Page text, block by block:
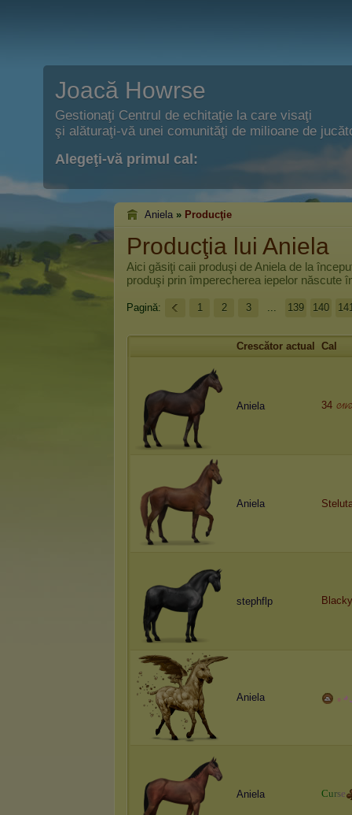
Joacă Howrse
Gestionaţi Centrul de echitaţie la care visaţi
şi alăturaţi-vă unei comunităţi de milioane de
Alegeţi-vă primul cal:
Aniela » Producţie
Producţia lui Aniela
Aici găsiţi caii produşi deAniela de la
produşi prin împerecherea iepelor născute
Pagină: 1 2 3 ... 139 140
Crescător actual Cal
Aniela 34 ᘛᘗ
Aniela
stephflp Blacky
Aniela ｡ ◕
Aniela Curse